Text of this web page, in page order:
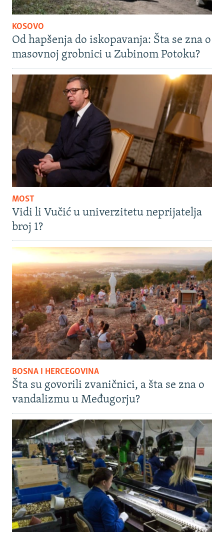
KOSOVO
Od hapšenja do iskopavanja: Šta se zna o
masovnoj grobnici u Zubinom Potoku?
MOST
Vidi li Vučić u univerzitetu neprijatelja
broj 1?
BOSNA I HERCEGOVINA
Šta su govorili zvaničnici, a šta se zna o
vandalizmu u Međugorju?